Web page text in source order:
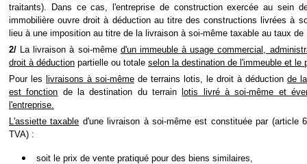
traitants). Dans ce cas, l'entreprise de construction exercée au sein
immobilière ouvre droit à déduction au titre des constructions livrées à
lieu à une imposition au titre de la livraison à soi-même taxable au taux de
2/ La livraison à soi-même d'un immeuble à usage commercial,
droit à déduction partielle ou totale selon la destination de l'immeuble et le
Pour les livraisons à soi-même de terrains lotis, le droit à déduction de
est fonction de la destination du terrainlotis livré à soi-même et
l'entreprise.
L'assiette taxable d'une livraison à soi-même est constituée par (article
TVA) :
soit le prix de vente pratiqué pour des biens similaires,